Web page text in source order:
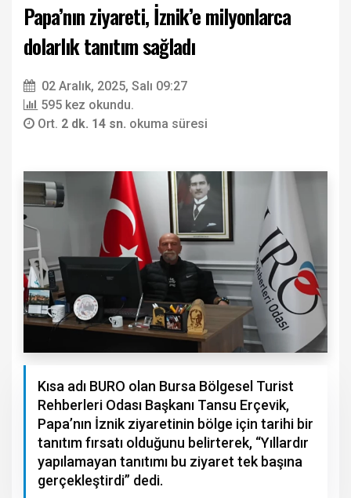
Papa’nın ziyareti, İznik’e milyonlarca
dolarlık tanıtım sağladı
02 Aralık, 2025, Salı 09:27
595 kez okundu.
Ort. 2 dk. 14 sn. okuma süresi
Kısa adı BURO olan Bursa Bölgesel Turist
Rehberleri Odası Başkanı Tansu Erçevik,
Papa’nın İznik ziyaretinin bölge için tarihi bir
tanıtım fırsatı olduğunu belirterek, “Yıllardır
yapılamayan tanıtımı bu ziyaret tek başına
gerçekleştirdi” dedi.